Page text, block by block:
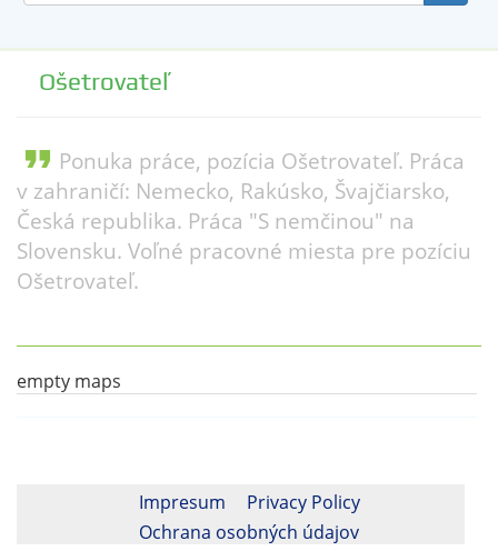
Ošetrovateľ
format_quote Ponuka práce, pozícia Ošetrovateľ. Práca
v zahraničí: Nemecko, Rakúsko, Švajčiarsko,
Česká republika. Práca "S nemčinou" na
Slovensku. Voľné pracovné miesta pre pozíciu
Ošetrovateľ.
empty maps
Impresum
Privacy Policy
Ochrana osobných údajov